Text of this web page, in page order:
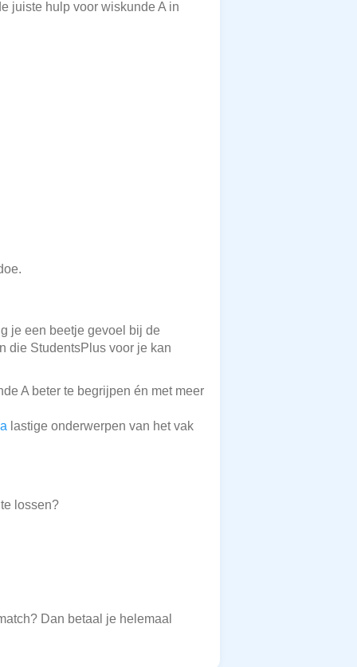
juiste hulp voor wiskunde A in
je een beetje gevoel bij de
die StudentsPlus voor je kan
A beter te begrijpen én met meer
lastige onderwerpen van het vak
lossen?
Dan betaal je helemaal